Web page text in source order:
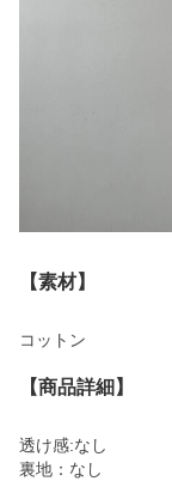
【素材】
コットン
【商品詳細】
透け感:なし
裏地：なし